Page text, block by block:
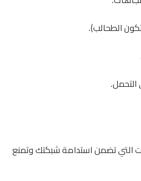
الطحالب).
التي تضمن استدامة شبكتك وتمنع